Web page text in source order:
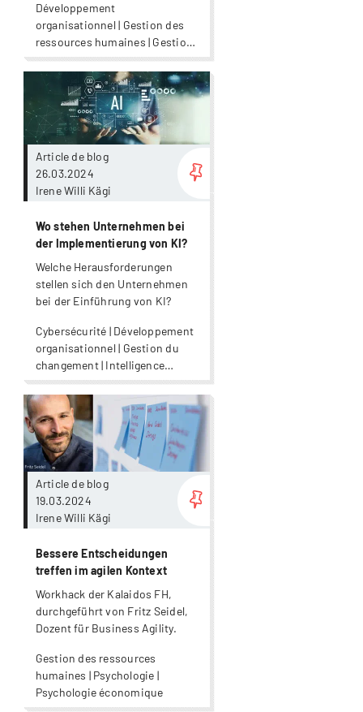
Développement
organisationnel | Gestion des
ressources humaines | Gestion
du changement | Leadership |
Psychologie | Psychologie
économique
Article de blog
26.03.2024
Irene Willi Kägi
Wo stehen Unternehmen bei
der Implementierung von KI?
Welche Herausforderungen
stellen sich den Unternehmen
bei der Einführung von KI?
Cybersécurité | Développement
organisationnel | Gestion du
changement | Intelligence
artificielle | Numérisation |
Transformation numérique
Plus
Article de blog
19.03.2024
Irene Willi Kägi
Bessere Entscheidungen
treffen im agilen Kontext
Workhack der Kalaidos FH,
durchgeführt von Fritz Seidel,
Dozent für Business Agility.
Gestion des ressources
humaines | Psychologie |
Psychologie économique
Plus